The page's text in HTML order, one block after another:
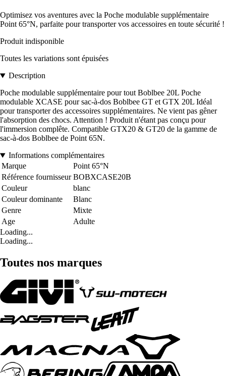
Optimisez vos aventures avec la Poche modulable supplémentaire
Point 65°N, parfaite pour transporter vos accessoires en toute sécurité !
Produit indisponible
Toutes les variations sont épuisées
Description
Poche modulable supplémentaire pour tout Boblbee 20L Poche
modulable XCASE pour sac-à-dos Boblbee GT et GTX 20L Idéal
pour transporter des accessoires supplémentaires. Ne vient pas gêner
l'absorption des chocs. Attention ! Produit n'étant pas conçu pour
l'immersion complête. Compatible GTX20 & GT20 de la gamme de
sac-à-dos Boblbee de Point 65N.
Informations complémentaires
Marque
Point 65°N
Référence fournisseur BOBXCASE20B
Couleur
blanc
Couleur dominante
Blanc
Genre
Mixte
Age
Adulte
Loading...
Loading...
Toutes nos marques